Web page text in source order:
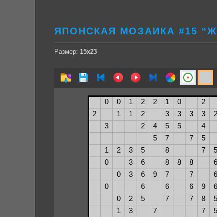
ЯПОНСКАЯ МОЗАИКА #15
Размер: 15х23